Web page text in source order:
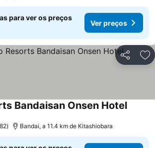
para ver os preços
Ver preços
Partilhar
Bandaisan Onsen Hotel
Bandai, a 11.4 km de Kitashiobara